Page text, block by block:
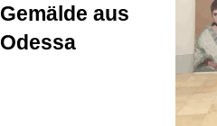
Gemälde aus
Odessa